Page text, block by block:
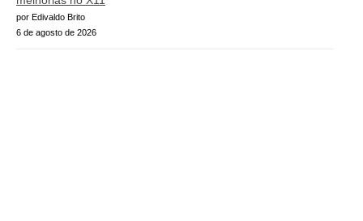
por Edivaldo Brito
6 de agosto de 2026